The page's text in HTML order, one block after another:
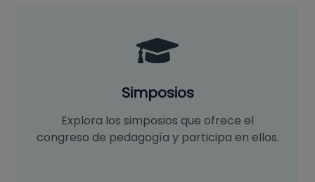
Simposios
Explora los simposios que ofrece el
congreso de pedagogía y participa en ellos.